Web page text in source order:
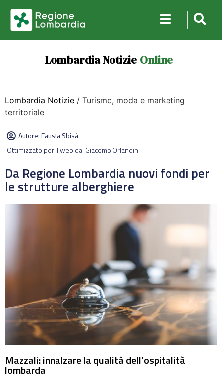
Lombardia Notizie Online
Lombardia Notizie / Turismo, moda e marketing
territoriale
Autore:Fausta Sbisà
Ottimizzato per il web da: Giacomo Orlandini
Da Regione Lombardia nuovi fondi per
le strutture alberghiere
Mazzali: innalzare la qualità dell’ospitalità
lombarda